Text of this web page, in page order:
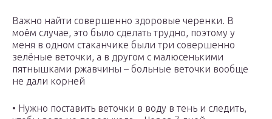
Важно найти совершенно здоровые черенки. В
моём случае, это было сделать трудно, поэтому у
меня в одном стаканчике были три совершенно
зелёные веточки, а в другом с малюсенькими
пятнышками ржавчины – больные веточки вообще
не дали корней
• Нужно поставить веточки в воду в тень и следить,